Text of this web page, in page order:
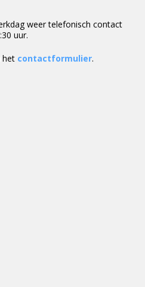
weer telefonisch contact
uur.
het contactformulier.